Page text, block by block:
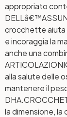
appropriato
crocchette aiuta
e incoraggia la
anche una
ARTICOLAZIONI
alla salute delle
mantenere il
DHA.
la dimensione,